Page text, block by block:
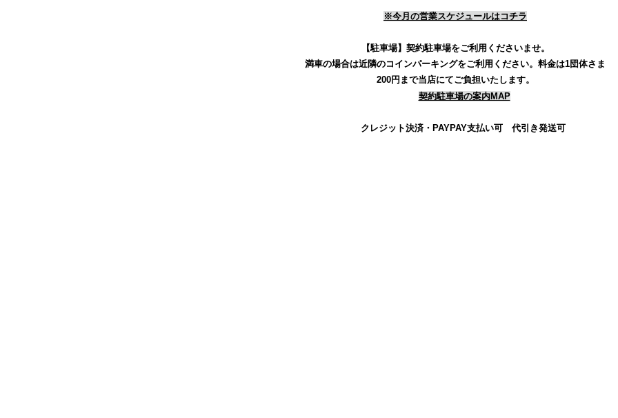
※今月の営業スケジュールはコチラ
【駐車場】契約駐車場をご利用くださいませ。
満車の場合は近隣のコインパーキングをご利用ください。 料金は1団体さま
200円まで当店にてご負担いたします。
契約駐車場の案内MAP
クレジット決済・PAYPAY支払い可 代引き発送可